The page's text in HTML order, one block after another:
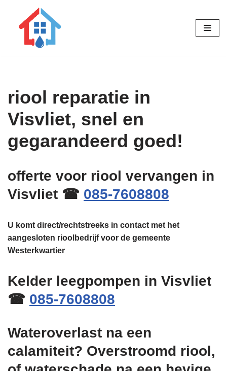
riool reparatie in
Visvliet, snel en
gegarandeerd goed!
offerte voor riool vervangen in
Visvliet ☎ 085-7608808
U komt direct/rechtstreeks in contact met het
aangesloten rioolbedrijf voor de gemeente
Westerkwartier
Kelder leegpompen in Visvliet
☎ 085-7608808
Wateroverlast na een
calamiteit? Overstroomd riool,